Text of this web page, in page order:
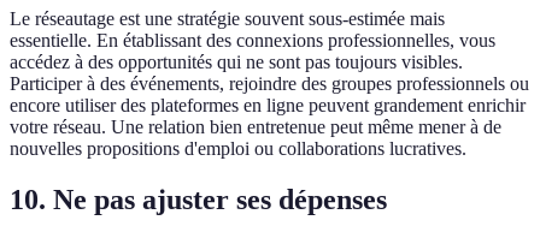
Le réseautage est une stratégie souvent sous-estimée mais
essentielle. En établissant des connexions professionnelles, vous
accédez à des opportunités qui ne sont pas toujours visibles.
Participer à des événements, rejoindre des groupes professionnels ou
encore utiliser des plateformes en ligne peuvent grandement enrichir
votre réseau. Une relation bien entretenue peut même mener à de
nouvelles propositions d'emploi ou collaborations lucratives.
10. Ne pas ajuster ses dépenses